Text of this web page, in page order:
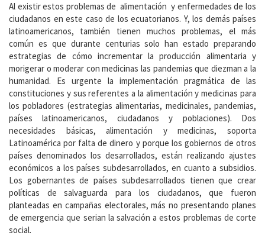
Al existir estos problemas de alimentación y enfermedades de los
ciudadanos en este caso de los ecuatorianos. Y, los demás países
latinoamericanos, también tienen muchos problemas, el más
común es que durante centurias solo han estado preparando
estrategias de cómo incrementar la producción alimentaria y
morigerar o moderar con medicinas las pandemias que diezman a la
humanidad. Es urgente la implementación pragmática de las
constituciones y sus referentes a la alimentación y medicinas para
los pobladores (estrategias alimentarias, medicinales, pandemias,
países latinoamericanos, ciudadanos y poblaciones). Dos
necesidades básicas, alimentación y medicinas, soporta
Latinoamérica por falta de dinero y porque los gobiernos de otros
países denominados los desarrollados, están realizando ajustes
económicos a los países subdesarrollados, en cuanto a subsidios.
Los gobernantes de países subdesarrollados tienen que crear
políticas de salvaguarda para los ciudadanos, que fueron
planteadas en campañas electorales, más no presentando planes
de emergencia que serian la salvación a estos problemas de corte
social.